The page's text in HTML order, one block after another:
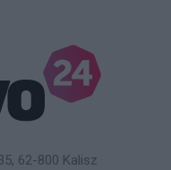
62-800 Kalisz